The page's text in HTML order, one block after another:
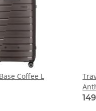
Coffee L